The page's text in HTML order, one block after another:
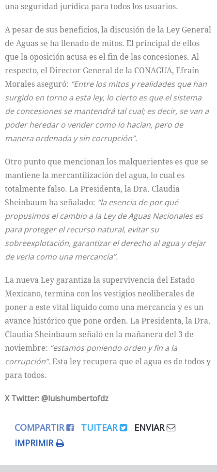
una seguridad jurídica para todos los usuarios.
A pesar de sus beneficios, la discusión de la Ley General
de Aguas se ha llenado de mitos. El principal de ellos
que la oposición acusa es el fin de las concesiones. Al
respecto, el Director General de la CONAGUA, Efraín
Morales aseguró: “Entre los mitos y realidades que han
surgido en torno a esta ley, lo cierto es que el sistema
de concesiones se mantendrá tal cual; es decir, se van a
poder heredar o vender como lo hacían, pero de
manera ordenada y sin corrupción”.
Otro punto que mencionan los malquerientes es que se
mantiene la mercantilización del agua, lo cual es
totalmente falso. La Presidenta, la Dra. Claudia
Sheinbaum ha señalado: “la esencia de por qué
propusimos el cambio a la Ley de Aguas Nacionales es
para proteger el recurso natural, evitar su
sobreexplotación, garantizar el derecho al agua y dejar
de verla como una mercancía”.
La nueva Ley garantiza la supervivencia del Estado
Mexicano, termina con los vestigios neoliberales de
poner a este vital líquido como una mercancía y es un
avance histórico que pone orden. La Presidenta, la Dra.
Claudia Sheinbaum señaló en la mañanera del 3 de
noviembre: “estamos poniendo orden y fin a la
corrupción”. Esta ley recupera que el agua es de todos y
para todos.
X Twitter: @luishumbertofdz
COMPARTIR TUITEAR
ENVIAR
IMPRIMIR